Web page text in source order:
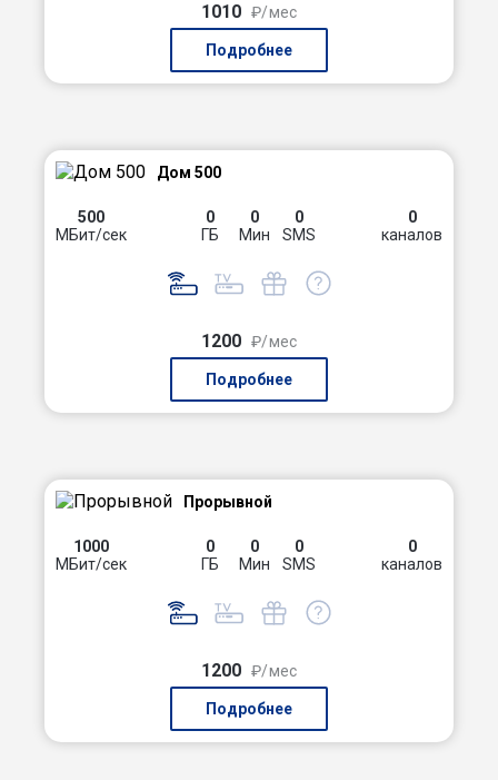
1010 ₽/мес
Подробнее
Дом 500
500
МБит/сек
0
ГБ
0
Мин
0
SMS
0
каналов
1200 ₽/мес
Подробнее
Прорывной
1000
МБит/сек
0
ГБ
0
Мин
0
SMS
0
каналов
1200 ₽/мес
Подробнее